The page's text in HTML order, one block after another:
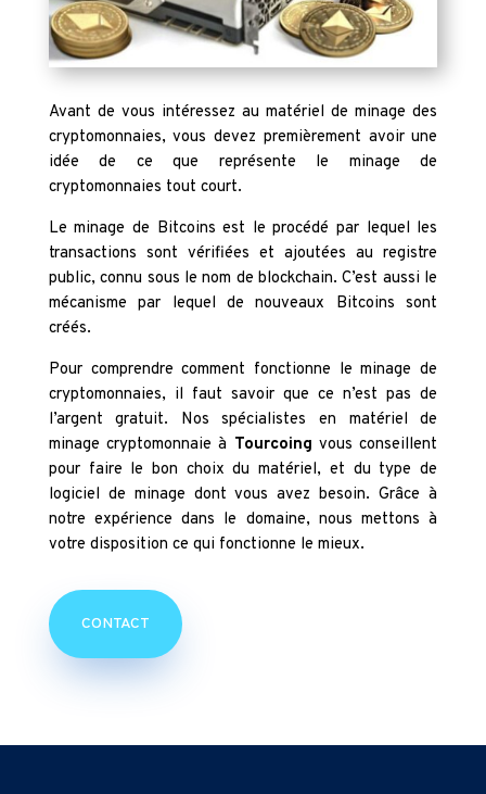
Avant de vous intéressez au matériel de minage des
cryptomonnaies, vous devez premièrement avoir une
idée de ce que représente le minage de
cryptomonnaies tout court.
Le minage de Bitcoins est le procédé par lequel les
transactions sont vérifiées et ajoutées au registre
public, connu sous le nom de blockchain. C’est aussi le
mécanisme par lequel de nouveaux Bitcoins sont
créés.
Pour comprendre comment fonctionne le minage de
cryptomonnaies, il faut savoir que ce n’est pas de
l’argent gratuit. Nos spécialistes en matériel de
minage cryptomonnaie à Tourcoing vous conseillent
pour faire le bon choix du matériel, et du type de
logiciel de minage dont vous avez besoin. Grâce à
notre expérience dans le domaine, nous mettons à
votre disposition ce qui fonctionne le mieux.
CONTACT